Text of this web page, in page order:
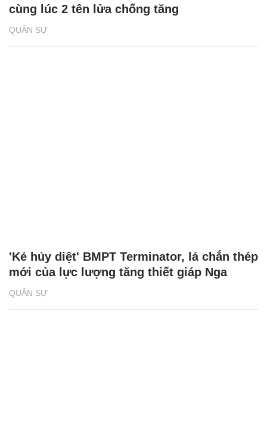
QUÂN SỰ
cùng lúc 2 tên lửa chống tăng
QUÂN SỰ
'Kẻ hủy diệt' BMPT Terminator, lá chắn thép
mới của lực lượng tăng thiết giáp Nga